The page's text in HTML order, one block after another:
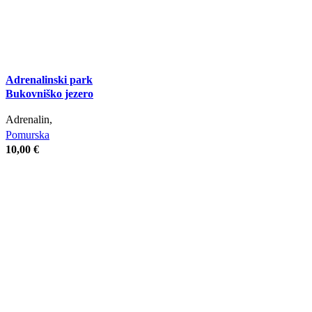
Adrenalinski park
Bukovniško jezero
Adrenalin,
Pomurska
10,00 €